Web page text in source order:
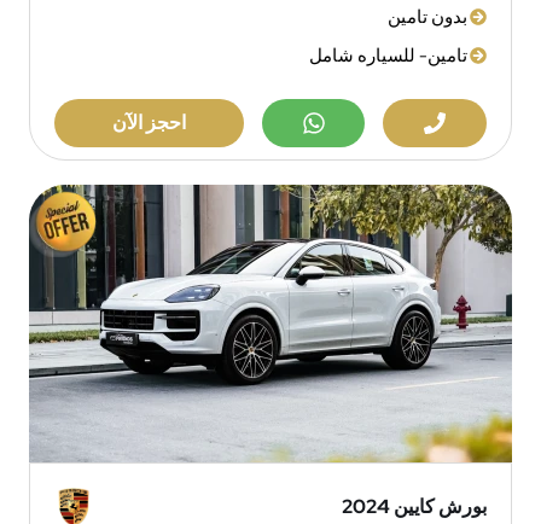
بدون تامين
تامين- للسياره شامل
احجز الآن
بورش كايين 2024